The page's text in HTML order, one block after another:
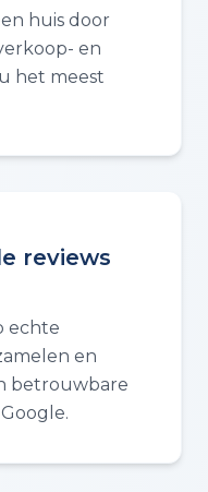
huis door
en
het meest
reviews
echte
en
betrouwbare